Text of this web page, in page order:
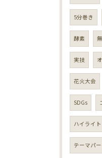
5分巻き
酵素
実技
花火大会
SDGs
ハイライト
テーマパー